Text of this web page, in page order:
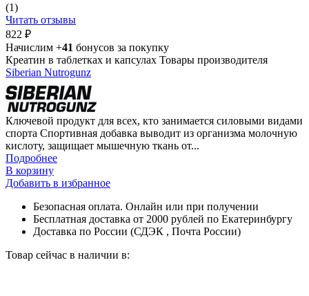
(1)
Читать отзывы
822 ₽
Начислим +41 бонусов за покупку
Креатин в таблетках и капсулах Товары производителя
Siberian Nutrogunz
Ключевой продукт для всех, кто занимается силовыми видами
спорта Спортивная добавка выводит из организма молочную
кислоту, защищает мышечную ткань от...
Подробнее
В корзину
Добавить в избранное
Безопасная оплата. Онлайн или при получении
Бесплатная доставка от 2000 рублей по Екатеринбургу
Доставка по России (СДЭК , Почта России)
Товар сейчас в наличии в: